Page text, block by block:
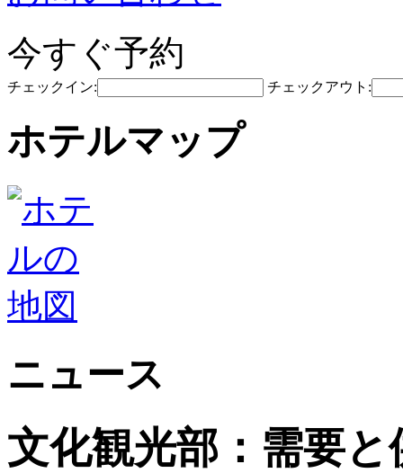
今すぐ予約
チェックイン: チェックアウト:
ホテルマップ
ニュース
文化観光部：需要